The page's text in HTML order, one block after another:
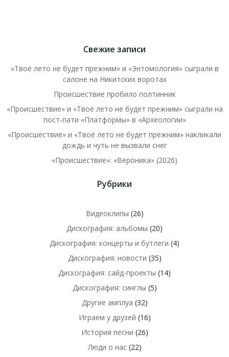
Свежие записи
«Твоё лето не будет прежним» и «Энтомология» сыграли в
салоне на Никитских воротах
Происшествие пробило полтинник
«Происшествие» и «Твоё лето не будет прежним» сыграли на
пост-пати «Платформы» в «Археологии»
«Происшествие» и «Твоё лето не будет прежним» накликали
дождь и чуть не вызвали снег
«Происшествие»: «Вероника» (2026)
Рубрики
Видеоклипы (26)
Дискография: альбомы (20)
Дискография: концерты и бутлеги (4)
Дискография: новости (35)
Дискография: сайд-проекты (14)
Дискография: синглы (5)
Другие амплуа (32)
Играем у друзей (16)
История песни (26)
Люди о нас(22)